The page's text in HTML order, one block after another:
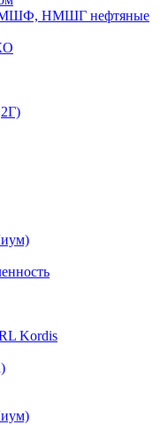
НМШГ нефтяные
Kordis